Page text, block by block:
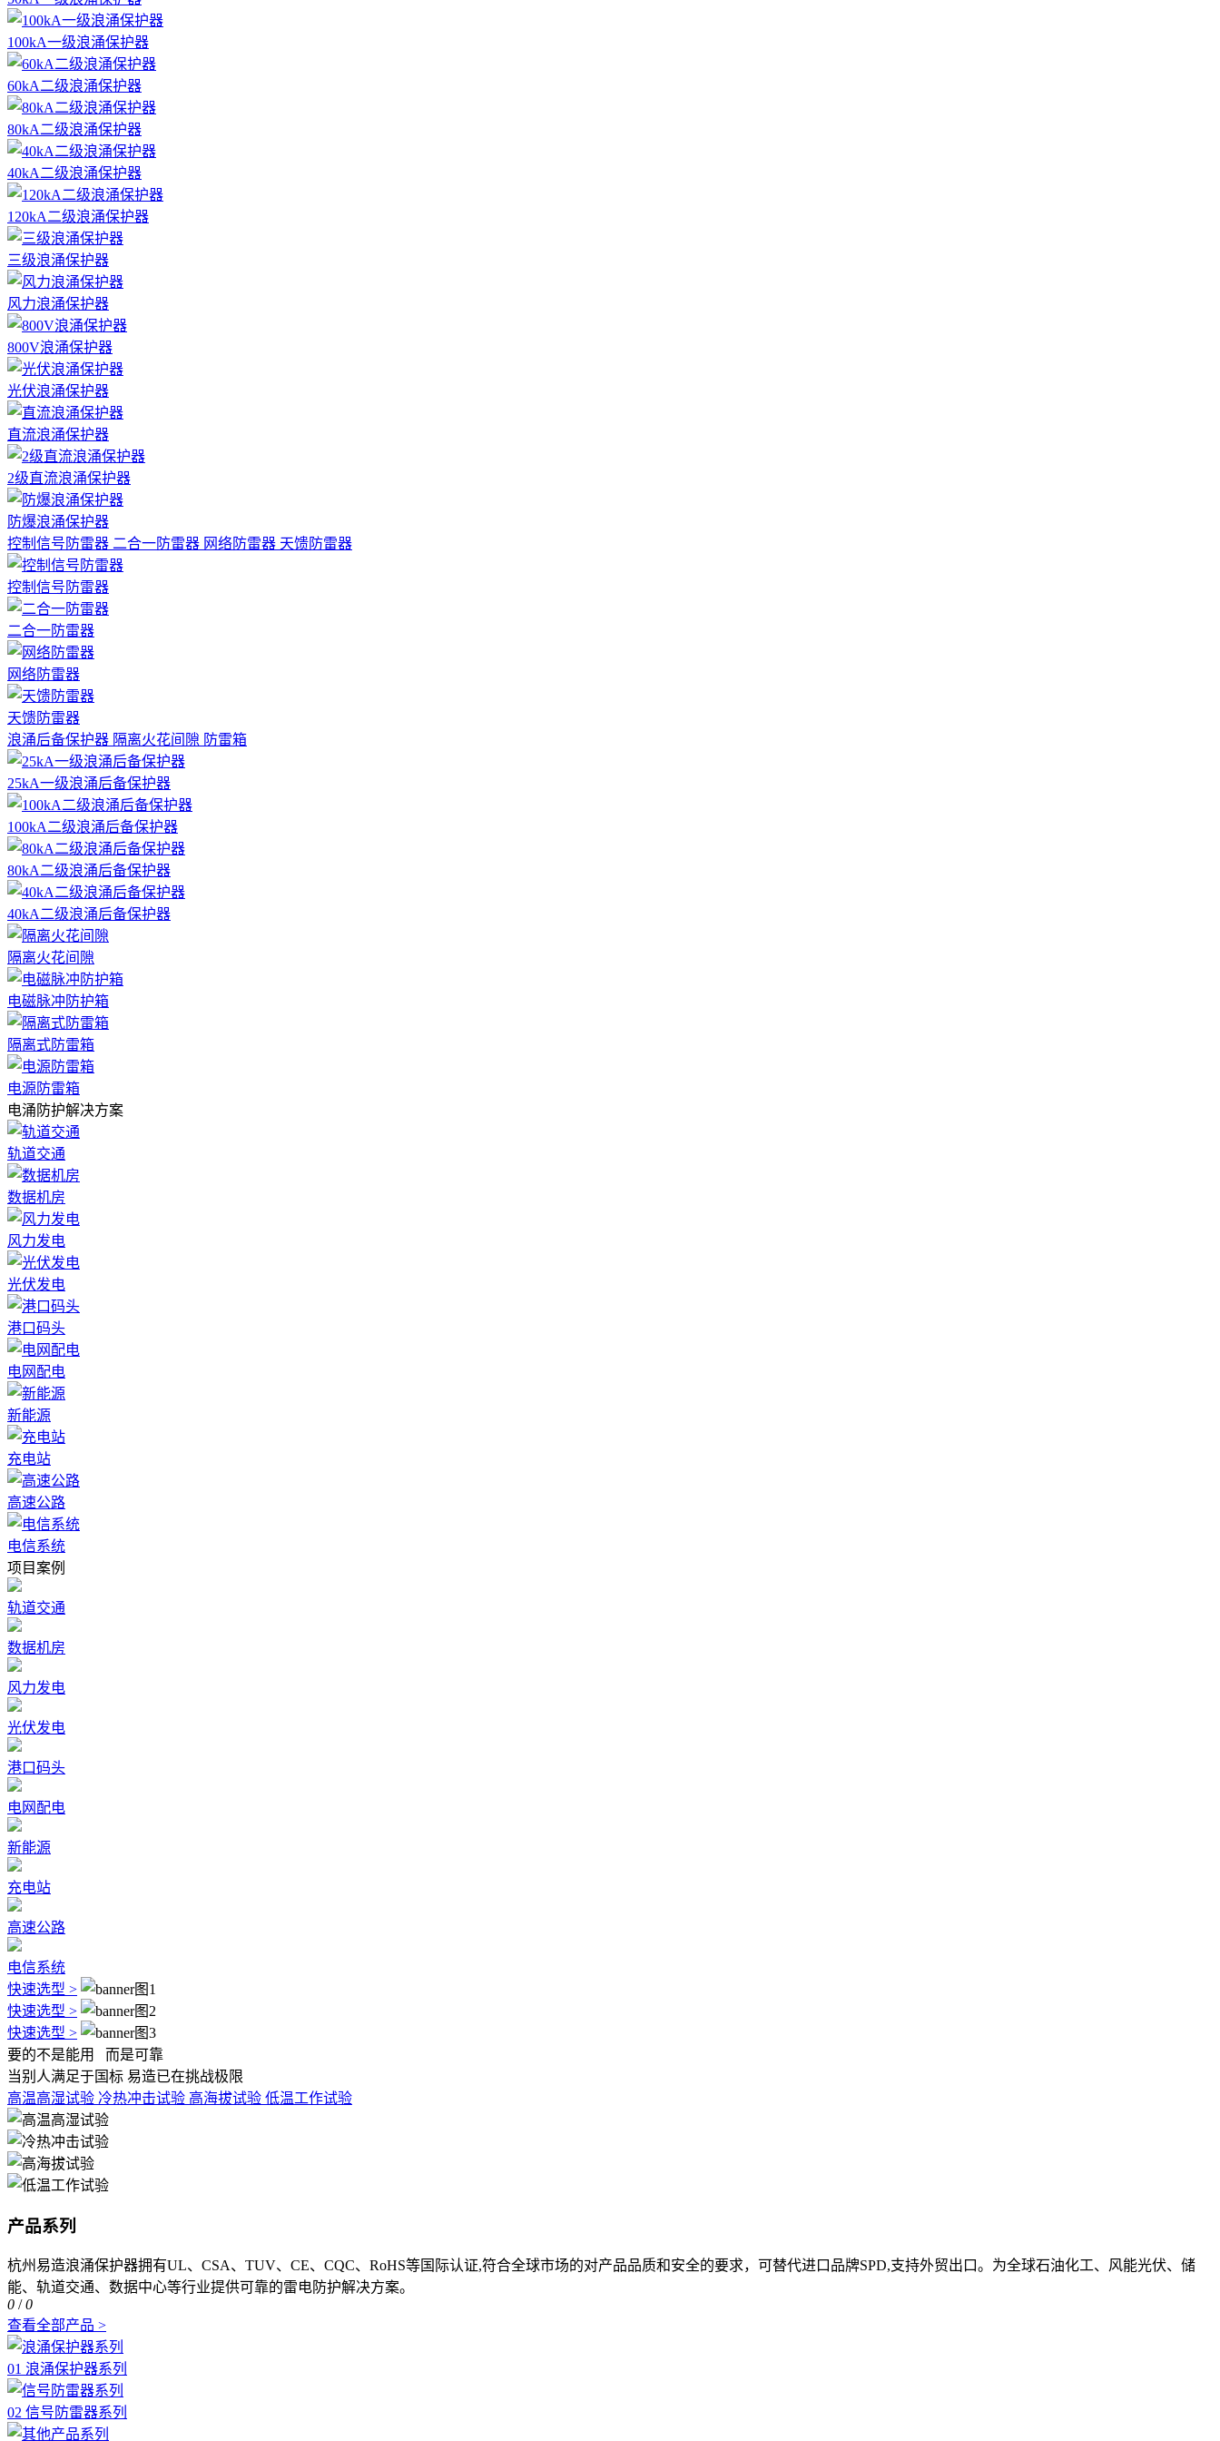
100kA一级浪涌保护器
60kA二级浪涌保护器
80kA二级浪涌保护器
40kA二级浪涌保护器
120kA二级浪涌保护器
三级浪涌保护器
风力浪涌保护器
800V浪涌保护器
光伏浪涌保护器
直流浪涌保护器
2级直流浪涌保护器
防爆浪涌保护器
控制信号防雷器 二合一防雷器 网络防雷器 天馈防雷器
控制信号防雷器
二合一防雷器
网络防雷器
天馈防雷器
浪涌后备保护器 隔离火花间隙 防雷箱
25kA一级浪涌后备保护器
100kA二级浪涌后备保护器
80kA二级浪涌后备保护器
40kA二级浪涌后备保护器
隔离火花间隙
电磁脉冲防护箱
隔离式防雷箱
电源防雷箱
电涌防护解决方案
轨道交通
数据机房
风力发电
光伏发电
港口码头
电网配电
新能源
充电站
高速公路
电信系统
项目案例
轨道交通
数据机房
风力发电
光伏发电
港口码头
电网配电
新能源
充电站
高速公路
电信系统
快速选型 >
快速选型 >
快速选型 >
要的不是能用
而是可靠
当别人满足于国标 易造已在挑战极限
高温高湿试验 冷热冲击试验 高海拔试验 低温工作试验
产品系列
杭州易造浪涌保护器拥有UL、CSA、TUV、CE、CQC、RoHS等国际认证,符合全球市场的对产品品质和安全的要求，可替代进口品牌SPD,支持外贸出口。为全球石油化工、风能光伏、储
能、轨道交通、数据中心等行业提供可靠的雷电防护解决方案。
0 /0
查看全部产品 >
01 浪涌保护器系列
02 信号防雷器系列